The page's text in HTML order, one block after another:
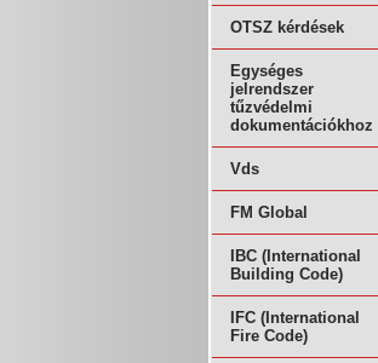
OTSZ kérdések
Egységes
jelrendszer
tűzvédelmi
dokumentációkhoz
Vds
FM Global
IBC (International
Building Code)
IFC (International
Fire Code)